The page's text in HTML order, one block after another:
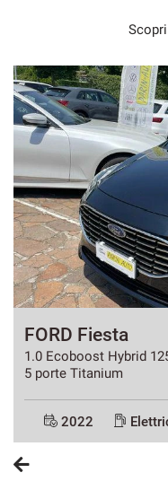
FORD Fiesta
1.0 Ecoboost Hybrid
5 porte Titanium
2022